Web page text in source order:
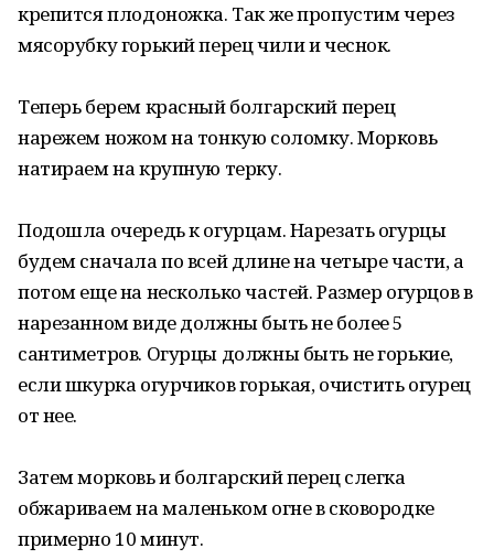
крепится плодоножка. Так же пропустим через
мясорубку горький перец чили и чеснок.
Теперь берем красный болгарский перец
нарежем ножом на тонкую соломку. Морковь
натираем на крупную терку.
Подошла очередь к огурцам. Нарезать огурцы
будем сначала по всей длине на четыре части, а
потом еще на несколько частей. Размер огурцов в
нарезанном виде должны быть не более 5
сантиметров. Огурцы должны быть не горькие,
если шкурка огурчиков горькая, очистить огурец
от нее.
Затем морковь и болгарский перец слегка
обжариваем на маленьком огне в сковородке
примерно 10 минут.